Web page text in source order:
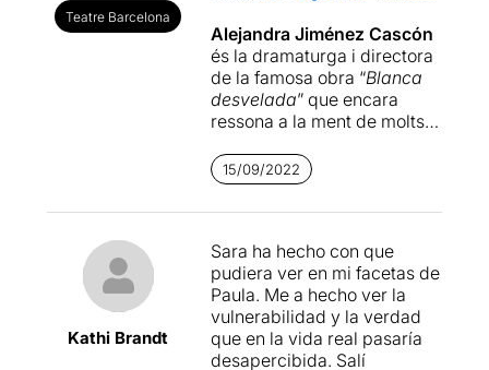
Teatre Barcelona
Alejandra Jiménez Cascón
és la dramaturga i directora
de la famosa obra “Blanca
desvelada” que encara
ressona a la ment de molts
ocasió dirigeix un muntatge
escrit i interpretat per
Fernández. “El viaje de
actual, conegut però no
resolt.
A diferència del que
passava fa vint o trenta
anys, els Trastorns de
15/09/2022
Kathi Brandt
Sara ha hecho con que
pudiera ver en mi facetas de
Paula. Me a hecho ver la
vulnerabilidad y la verdad
que en la vida real pasaría
desapercibida. Salí